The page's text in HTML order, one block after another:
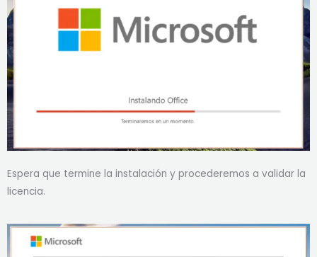
Espera que termine la instalación y procederemos a validar la
licencia.